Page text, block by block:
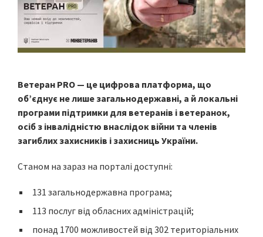
Ветеран PRO — це цифрова платформа, що
об’єднує не лише загальнодержавні, а й локальні
програми підтримки для ветеранів і ветеранок,
осіб з інвалідністю внаслідок війни та членів
загиблих захисників і захисниць України.
Станом на зараз на порталі доступні:
131 загальнодержавна програма;
113 послуг від обласних адміністрацій;
понад 1700 можливостей від 302 територіальних